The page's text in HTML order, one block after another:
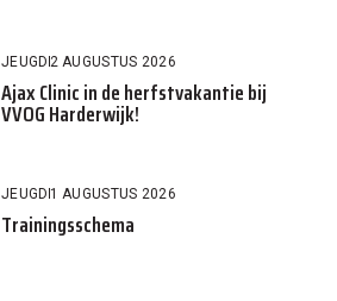
JEUGD2 AUGUSTUS 2026
Ajax Clinic in de herfstvakantie bij
VVOG Harderwijk!
JEUGD1 AUGUSTUS 2026
Trainingsschema